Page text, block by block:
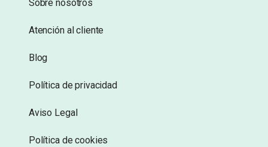
Sobre nosotros
Atención al cliente
Blog
Política de privacidad
Aviso Legal
Política de cookies